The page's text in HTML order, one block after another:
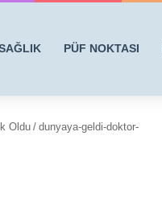
PÜF NOKTASI
Oldu / dunyaya-geldi-doktor-